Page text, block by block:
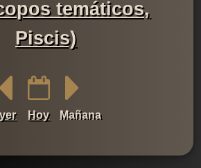
temáticos,
Piscis)
Hoy Mañana